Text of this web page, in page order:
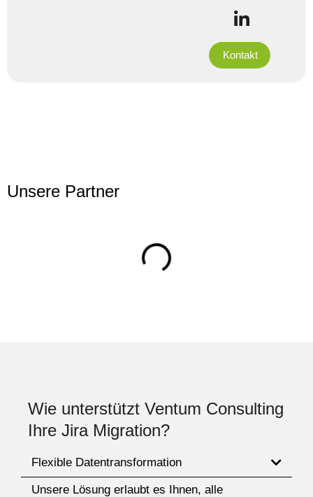
Kontakt
Unsere Partner
Wie unterstützt Ventum Consulting
Ihre Jira Migration?
Flexible Datentransformation
Unsere Lösung erlaubt es Ihnen, alle